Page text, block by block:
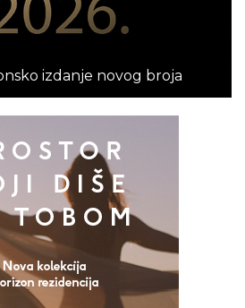
izdanje novog broja